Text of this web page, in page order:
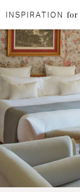
Aller au contenu
Aller au menu
INSPIRATION for